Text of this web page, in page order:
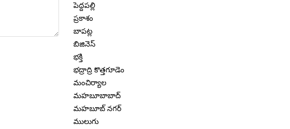
పెద్దపల్లి
ప్రకాశం
బాపట్ల
బిజినెస్
భక్తి
భద్రాద్రి కొత్తగూడెం
మంచిర్యాల
మహబూబాబాద్
మహబూబ్ నగర్
ములుగు